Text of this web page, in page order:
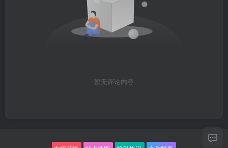
暂无评论内容